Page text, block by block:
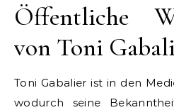
Öffentliche
von Toni
Toni Gabalier ist in den
wodurch seine